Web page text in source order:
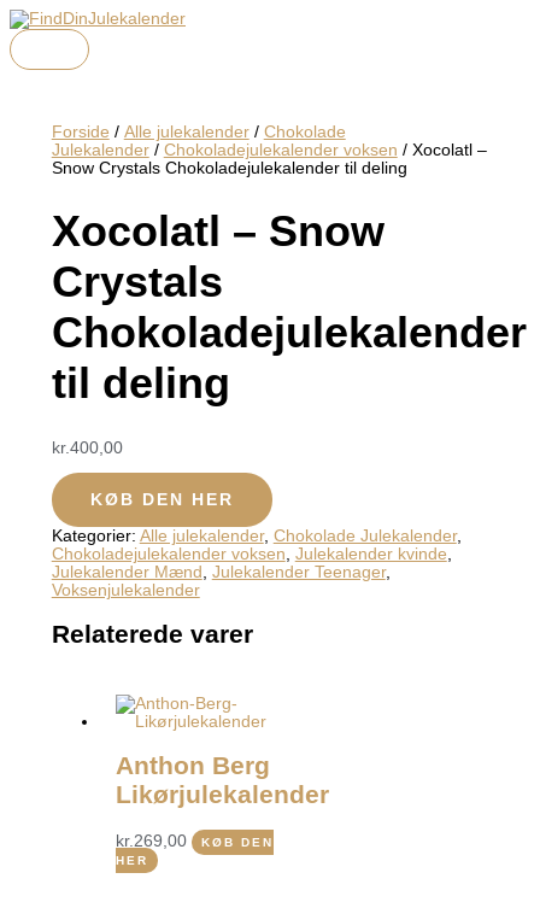
Gå
til
indholdet
Forside / Alle julekalender/ Chokolade
Julekalender/ Chokoladejulekalender voksen / Xocolatl –
Snow Crystals Chokoladejulekalender til deling
Xocolatl – Snow
Crystals
Chokoladejulekalender
til deling
kr. 400,00
KØB DEN HER
Kategorier: Alle julekalender, Chokolade Julekalender,
Chokoladejulekalender voksen, Julekalender kvinde,
Julekalender Mænd , Julekalender Teenager,
Voksenjulekalender
Relaterede varer
Anthon Berg
Likørjulekalender
kr.269,00
KØB DEN
HER
Menu
Menu
Menu